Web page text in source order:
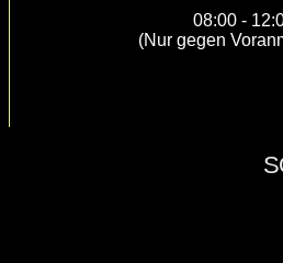
08:00 -
(Nur gegen